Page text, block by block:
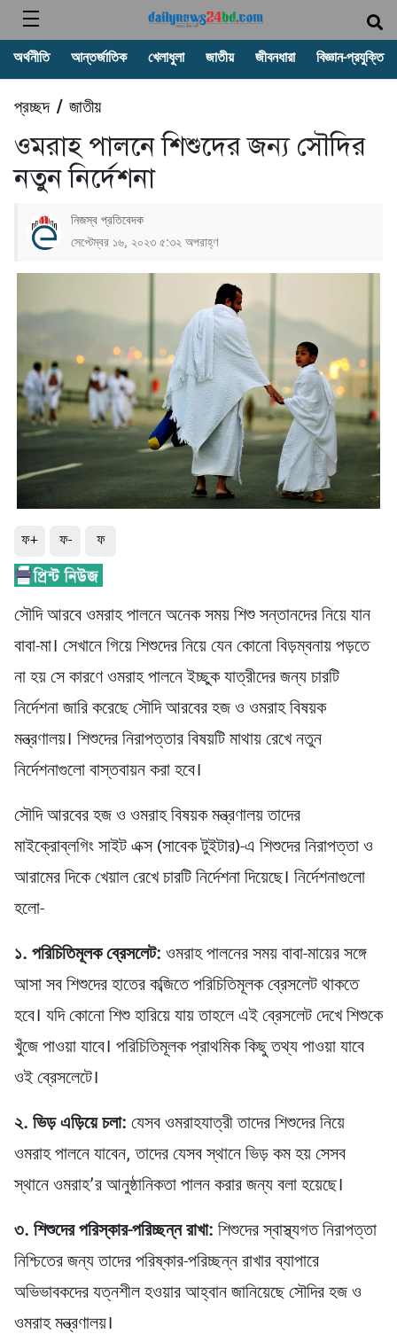
অর্থনীতি আন্তর্জাতিক খেলাধুলা জাতীয় জীবনধারা বিজ্ঞান-প্রযুক্তি
প্রচ্ছদ/ জাতীয়
ওমরাহ পালনে শিশুদের জন্য সৌদির
নতুন নির্দেশনা
নিজস্ব প্রতিবেদক
সেপ্টেম্বর ১৬, ২০২৩ ৫:৩২ অপরাহ্ণ
ফ+ ফ- ফ
সৌদি আরবে ওমরাহ পালনে অনেক সময় শিশু সন্তানদের নিয়ে যান
বাবা-মা। সেখানে গিয়ে শিশুদের নিয়ে যেন কোনো বিড়ম্বনায় পড়তে
না হয় সে কারণে ওমরাহ পালনে ইচ্ছুক যাত্রীদের জন্য চারটি
নির্দেশনা জারি করেছে সৌদি আরবের হজ ও ওমরাহ বিষয়ক
মন্ত্রণালয়। শিশুদের নিরাপত্তার বিষয়টি মাথায় রেখে নতুন
নির্দেশনাগুলো বাস্তবায়ন করা হবে।
সৌদি আরবের হজ ও ওমরাহ বিষয়ক মন্ত্রণালয় তাদের
মাইক্রোব্লগিং সাইট এক্স (সাবেক টুইটার)-এ শিশুদের নিরাপত্তা ও
আরামের দিকে খেয়াল রেখে চারটি নির্দেশনা দিয়েছে। নির্দেশনাগুলো
হলো-
১. পরিচিতিমূলক ব্রেসলেট:ওমরাহ পালনের সময় বাবা-মায়ের সঙ্গে
আসা সব শিশুদের হাতের কব্জিতে পরিচিতিমূলক ব্রেসলেট থাকতে
হবে। যদি কোনো শিশু হারিয়ে যায় তাহলে এই ব্রেসলেট দেখে শিশুকে
খুঁজে পাওয়া যাবে। পরিচিতিমূলক প্রাথমিক কিছু তথ্য পাওয়া যাবে
ওই ব্রেসলেটে।
২. ভিড় এড়িয়ে চলা:যেসব ওমরাহযাত্রী তাদের শিশুদের নিয়ে
ওমরাহ পালনে যাবেন, তাদের যেসব স্থানে ভিড় কম হয় সেসব
স্থানে ওমরাহ’র আনুষ্ঠানিকতা পালন করার জন্য বলা হয়েছে।
৩. শিশুদের পরিস্কার-পরিচ্ছন্ন রাখা:শিশুদের স্বাস্থ্যগত নিরাপত্তা
নিশ্চিতের জন্য তাদের পরিষ্কার-পরিচ্ছন্ন রাখার ব্যাপারে
অভিভাবকদের যত্নশীল হওয়ার আহ্বান জানিয়েছে সৌদির হজ ও
ওমরাহ মন্ত্রণালয়।